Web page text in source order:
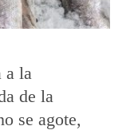
a la
de la
se agote,